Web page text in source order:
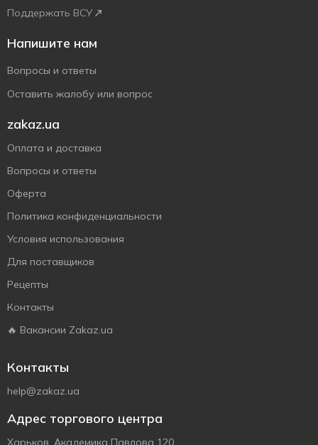
Поддержать ВСУ
Напишите нам
Вопросы и ответы
Оставить жалобу или вопрос
zakaz.ua
Оплата и доставка
Вопросы и ответы
Оферта
Политика конфиденциальности
Условия использования
Для поставщиков
Рецепты
Контакты
🔥 Вакансии Zakaz.ua
Контакты
help@zakaz.ua
Адрес торгового центра
Харьков, Академика Павлова 120